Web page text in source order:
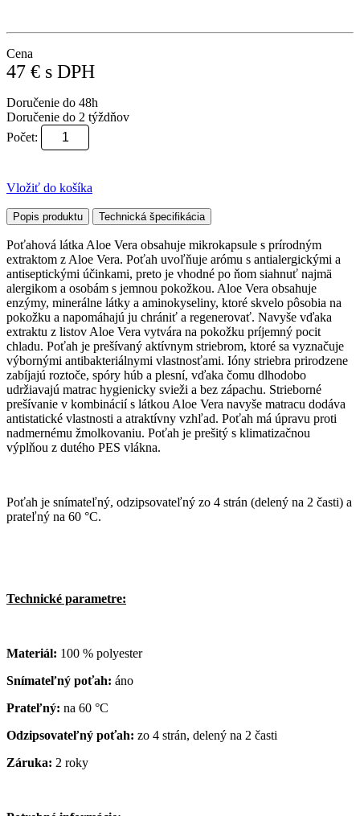
Cena
47 € s DPH
Doručenie do 48h
Doručenie do 2 týždňov
Počet:
Vložiť do košíka
Popis produktu Technická špecifikácia
Poťahová látka Aloe Vera obsahuje mikrokapsule s prírodným
extraktom z Aloe Vera. Poťah uvoľňuje arómu s antialergickými a
antiseptickými účinkami, preto je vhodné po ňom siahnuť najmä
alergikom a osobám s jemnou pokožkou. Aloe Vera obsahuje
enzýmy, minerálne látky a aminokyseliny, ktoré skvelo pôsobia na
pokožku a napomáhajú ju chrániť a regenerovať. Navyše vďaka
extraktu z listov Aloe Vera vytvára na pokožku príjemný pocit
chladu. Poťah je prešívaný aktívnym striebrom, ktoré sa vyznačuje
výbornými antibakteriálnymi vlastnosťami. Ióny striebra prirodzene
zabíjajú roztoče, spóry húb a plesní, vďaka čomu dlhodobo
udržiavajú matrac hygienicky svieži a bez zápachu. Strieborné
prešívanie v kombinácií s látkou Aloe Vera navyše matracu dodáva
antistatické vlastnosti a atraktívny vzhľad. Poťah má úpravu proti
nadmernému žmolkovaniu. Poťah je prešitý s klimatizačnou
výplňou z dutého PES vlákna.
Poťah je snímateľný, odzipsovateľný zo 4 strán (delený na 2 časti) a
prateľný na 60 °C.
Technické parametre:
Materiál: 100 % polyester
Snímateľný poťah: áno
Prateľný: na 60 °C
Odzipsovateľný poťah: zo 4 strán, delený na 2 časti
Záruka: 2 roky